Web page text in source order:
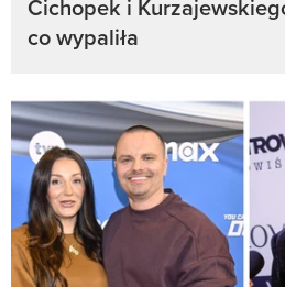
Cichopek i
co wypaliła